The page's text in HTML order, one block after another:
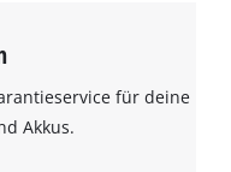
für deine
Akkus.